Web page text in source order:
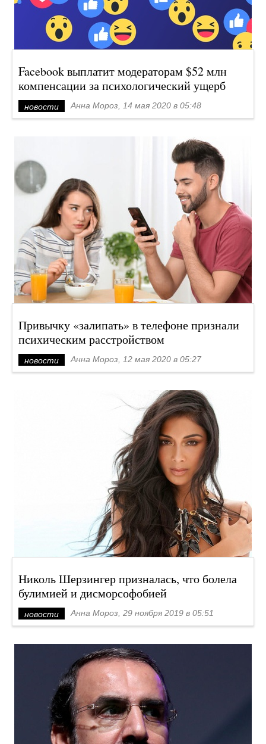
Facebook выплатит модераторам $52 млн
компенсации за психологический ущерб
новости Анна Мороз, 14 мая 2020 в 05:48
Привычку «залипать» в телефоне признали
психическим расстройством
новости Анна Мороз, 12 мая 2020 в 05:27
Николь Шерзингер призналась, что болела
булимией и дисморсофобией
новости Анна Мороз, 29 ноября 2019 в 05:51